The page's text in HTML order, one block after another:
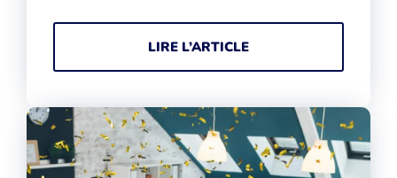
LIRE L’ARTICLE